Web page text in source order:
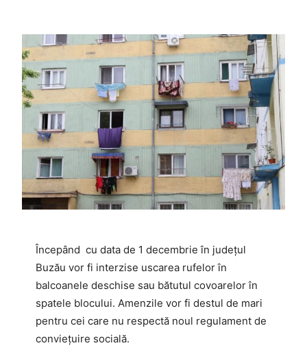
Începând cu data de 1 decembrie în județul
Buzău vor fi interzise uscarea rufelor în
balcoanele deschise sau bătutul covoarelor în
spatele blocului. Amenzile vor fi destul de mari
pentru cei care nu respectă noul regulament de
conviețuire socială.